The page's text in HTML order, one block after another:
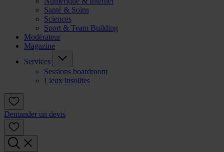
Santé & Soins
Sciences
Sport & Team Building
Modérateur
Magazine
Services
Sessions boardroom
Lieux insolites
Demander un devis